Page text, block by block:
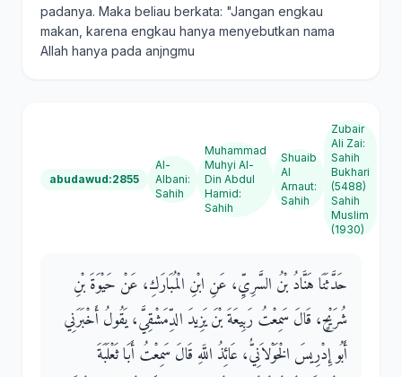
padanya. Maka beliau berkata: "Jangan engkau
makan, karena engkau hanya menyebutkan nama
Allah hanya pada anjngmu
abudawud:2855
Al-
Albani:
Sahih
Muhammad
Muhyi Al-
Din Abdul
Hamid:
Sahih
Shuaib
Al
Arnaut:
Sahih
Zubair
Ali Zai:
Sahih
Bukhari
(5488)
Sahih
Muslim
(1930)
حَدَّثَنَا هَنَّادُ بْنُ السَّرِيِّ، عَنِ ابْنِ الْمُبَارَكِ، عَنْ حَيْوَةَ بْنِ
شُرَيْحٍ، قَالَ سَمِعْتُ رَبِيعَةَ بْنَ يَزِيدَ الدِّمَشْقِيَّ، يَقُولُ أَخْبَرَنِي
أَبُو إِدْرِيسَ الْخَوْلاَنِيُّ، عَائِذُ اللَّهِ قَالَ سَمِعْتُ أَبَا ثَعْلَبَةَ